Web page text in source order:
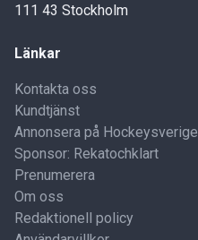
111 43 Stockholm
Länkar
Kontakta oss
Kundtjänst
Annonsera på Hockeysverige
Sponsor: Rekatochklart
Prenumerera
Om oss
Redaktionell policy